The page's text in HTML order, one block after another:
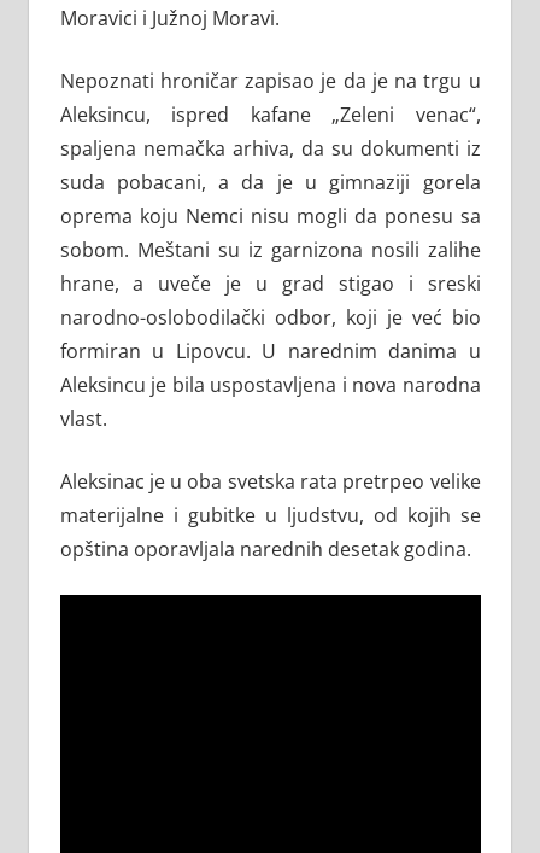
Moravici i Južnoj Moravi.
Nepoznati hroničar zapisao je da je na trgu u
Aleksincu, ispred kafane „Zeleni venac“,
spaljena nemačka arhiva, da su dokumenti iz
suda pobacani, a da je u gimnaziji gorela
oprema koju Nemci nisu mogli da ponesu sa
sobom. Meštani su iz garnizona nosili zalihe
hrane, a uveče je u grad stigao i sreski
narodno-oslobodilački odbor, koji je već bio
formiran u Lipovcu. U narednim danima u
Aleksincu je bila uspostavljena i nova narodna
vlast.
Aleksinac je u oba svetska rata pretrpeo velike
materijalne i gubitke u ljudstvu, od kojih se
opština oporavljala narednih desetak godina.